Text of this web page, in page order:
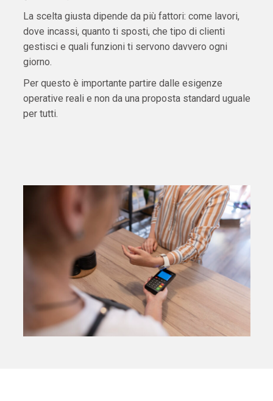
La scelta giusta dipende da più fattori: come lavori,
dove incassi, quanto ti sposti, che tipo di clienti
gestisci e quali funzioni ti servono davvero ogni
giorno.
Per questo è importante partire dalle esigenze
operative reali e non da una proposta standard uguale
per tutti.